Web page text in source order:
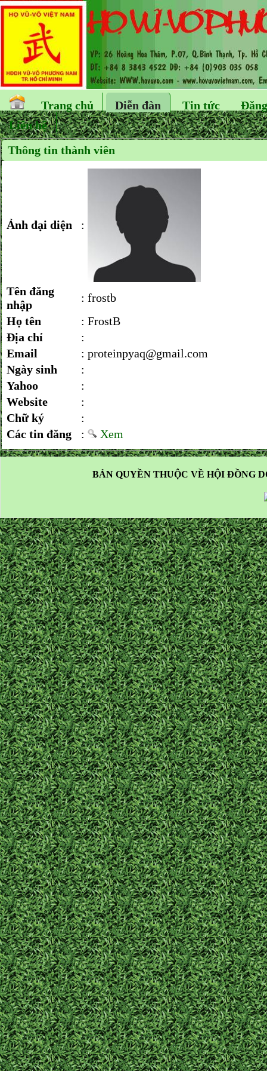
Trang chủ Diễn đàn Tin tức
Liên hệ
Thông tin thành viên
Ảnh đại diện :
Tên đăng
nhập
: frostb
Họ tên
: FrostB
Địa chỉ
:
Email
: proteinpyaq@gmail.com
Ngày sinh
:
Yahoo
:
Website
:
Chữ ký
:
Các tin đăng
: Xem
BẢN QUYỀN THUỘC VỀ HỘI ĐỒNG